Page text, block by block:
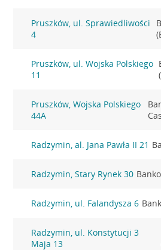
Pruszków, ul. Sprawiedliwości
4
Pruszków, ul. Wojska Polskiego
11
Pruszków, Wojska Polskiego
44A
Radzymin, al. Jana Pawła II 21
Radzymin, Stary Rynek 30
Radzymin, ul. Falandysza 6
Radzymin, ul. Konstytucji 3
Maja 13